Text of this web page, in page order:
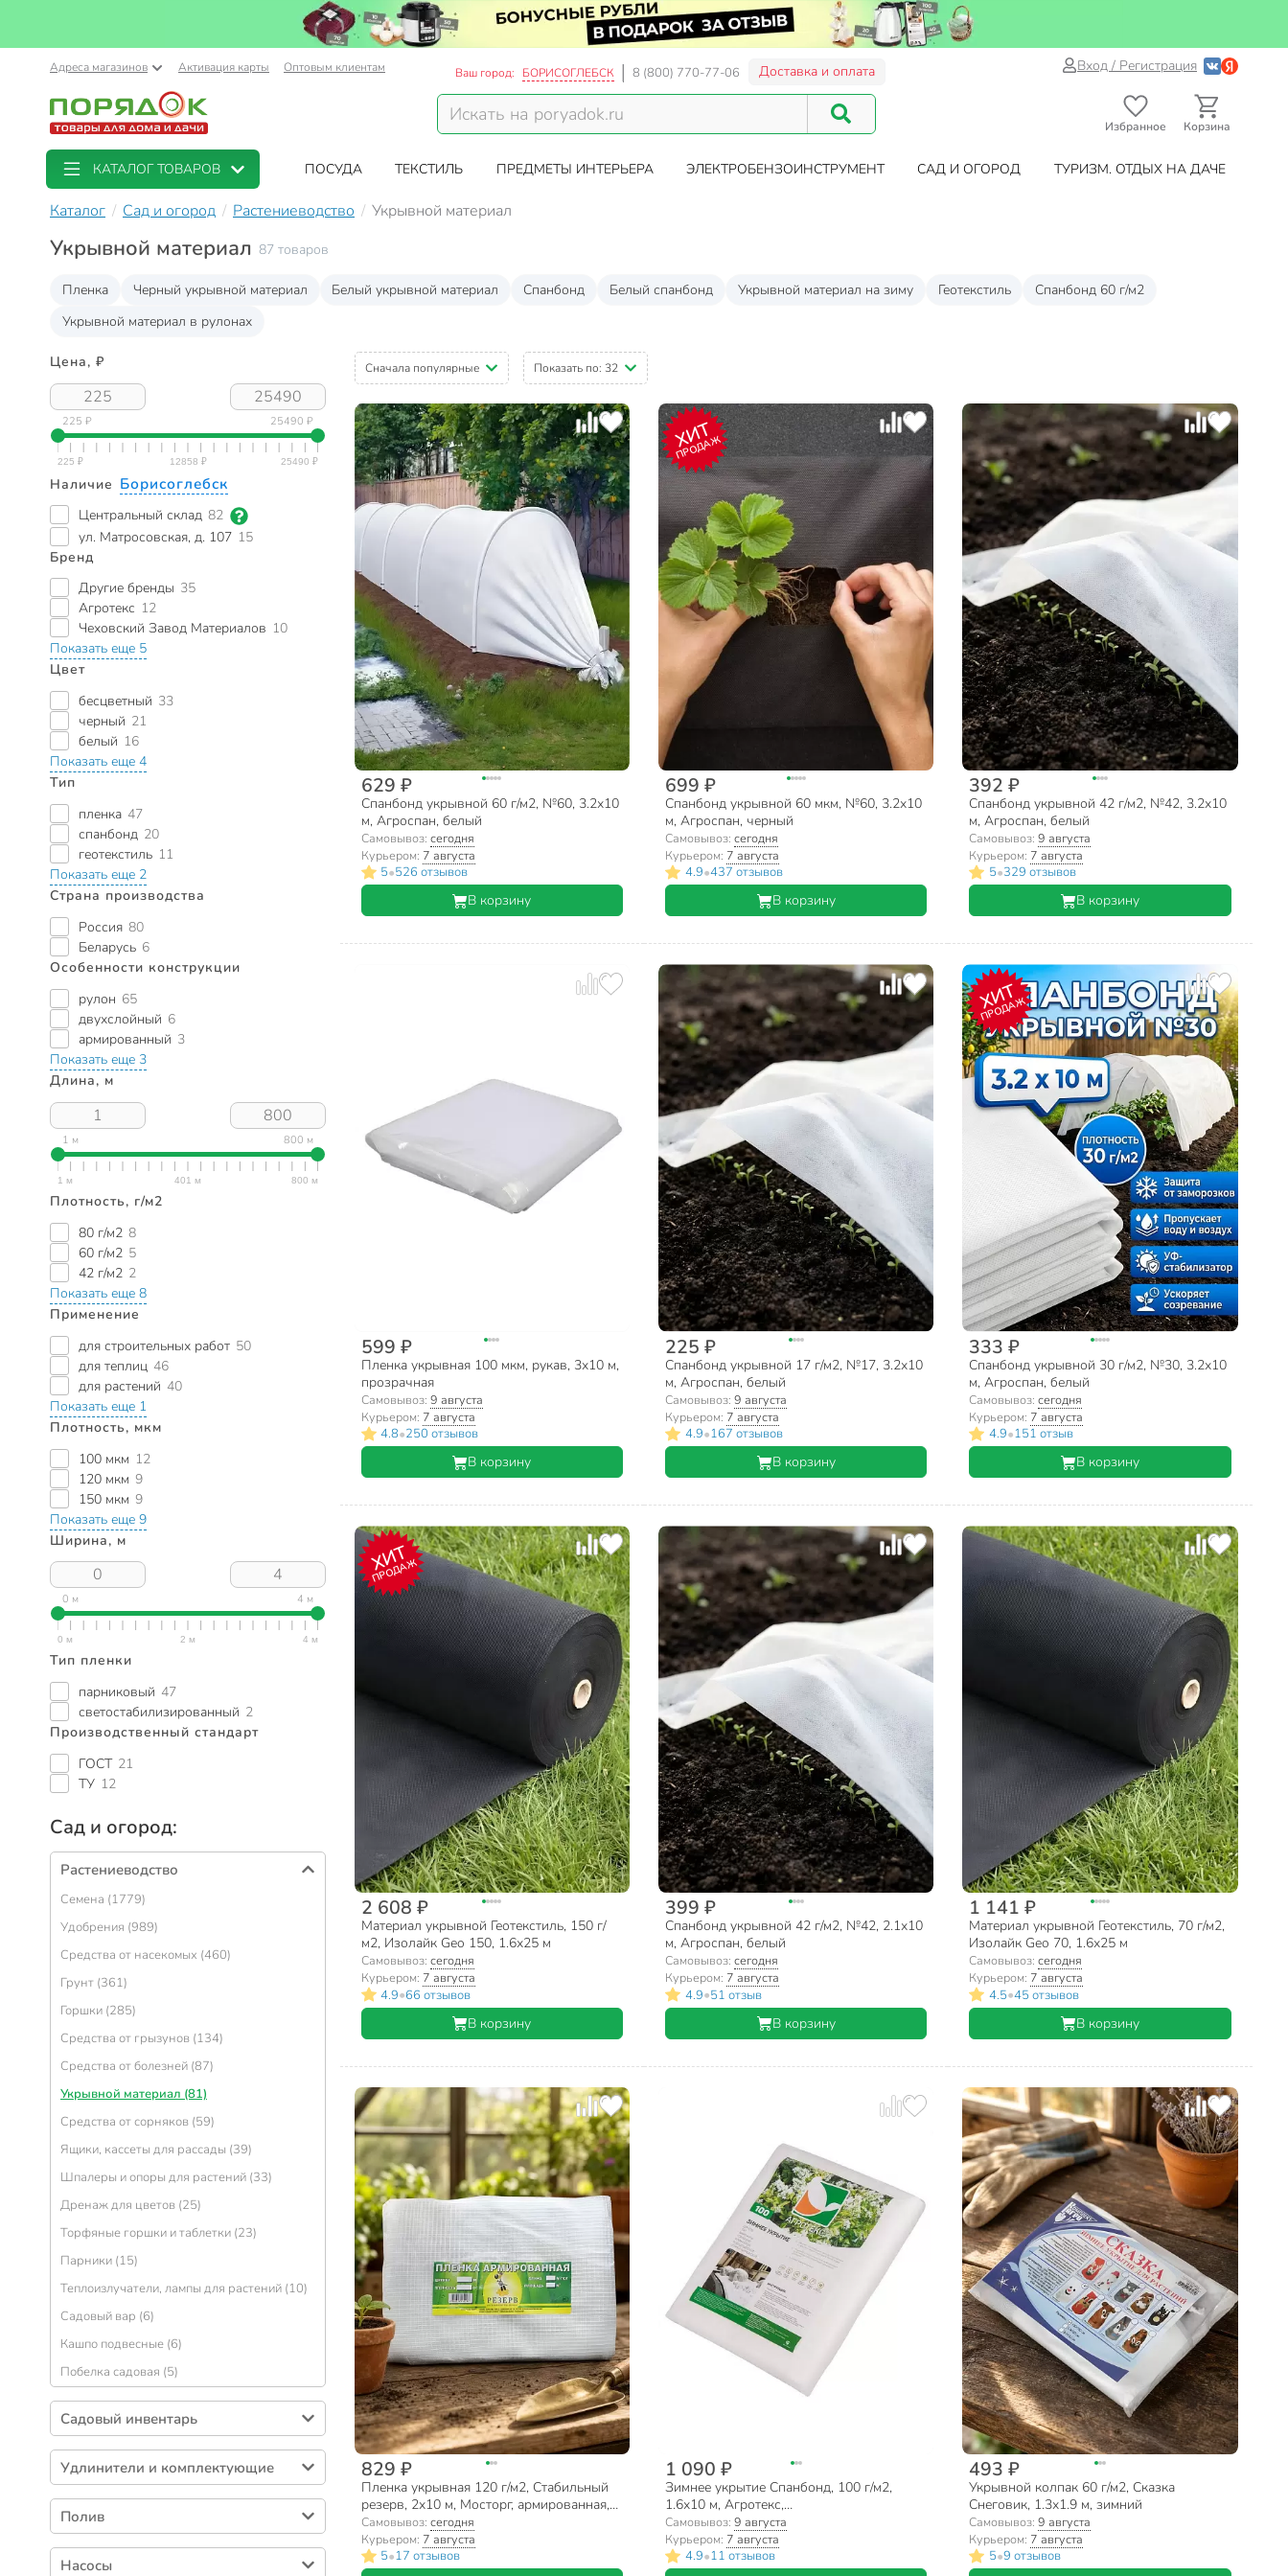
Адреса магазинов Активация карты Оптовым клиентам Ваш город: БОРИСОГЛЕБСК 8 (800) 770-77-06 Доставка и оплата Вход / Регистрация
Избранное Корзина
КАТАЛОГ ТОВАРОВ ПОСУДА ТЕКСТИЛЬ ПРЕДМЕТЫ ИНТЕРЬЕРА ЭЛЕКТРОБЕНЗОИНСТРУМЕНТ САД И ОГОРОД ТУРИЗМ. ОТДЫХ НА ДАЧЕ
Каталог Сад и огород Растениеводство Укрывной материал
Укрывной материал 87 товаров
Пленка Черный укрывной материал Белый укрывной материал Спанбонд Белый спанбонд Укрывной материал на зиму Геотекстиль
Спанбонд 60 г/м2
Укрывной материал в рулонах
Цена, ₽
225 ₽ 25490 ₽
Наличие Борисоглебск
Центральный склад 82
ул. Матросовская, д. 107 15
Бренд
Другие бренды 35
Агротекс 12
Чеховский Завод Материалов 10
Показать еще 5
Цвет
бесцветный 33
черный 21
белый 16
Показать еще 4
Тип
пленка 47
спанбонд 20
геотекстиль 11
Показать еще 2
Страна производства
Россия 80
Беларусь 6
Особенности конструкции
рулон 65
двухслойный 6
армированный 3
Показать еще 3
Длина, м
1 м 800 м
Плотность, г/м2
80 г/м2 8
60 г/м2 5
42 г/м2 2
Показать еще 8
Применение
для строительных работ 50
для теплиц 46
для растений 40
Показать еще 1
Плотность, мкм
100 мкм 12
120 мкм 9
150 мкм 9
Показать еще 9
Ширина, м
0 м 4 м
Тип пленки
парниковый 47
светостабилизированный 2
Производственный стандарт
ГОСТ 21
ТУ 12
Сад и огород:
Растениеводство
Семена (1779)
Удобрения (989)
Средства от насекомых (460)
Грунт (361)
Горшки (285)
Средства от грызунов (134)
Средства от болезней (87)
Укрывной материал (81)
Средства от сорняков (59)
Ящики, кассеты для рассады (39)
Шпалеры и опоры для растений (33)
Дренаж для цветов (25)
Торфяные горшки и таблетки (23)
Парники (15)
Теплоизлучатели, лампы для растений (10)
Садовый вар (6)
Кашпо подвесные (6)
Побелка садовая (5)
Садовый инвентарь
Стремянки, лестницы (92)
Перчатки, рукавицы (90)
Колеса, камеры для тачки (83)
Секаторы (79)
Опрыскиватели и аксессуары (75)
Удлинители и комплектующие
Удлинители садовые (30)
Полив
Разбрызгиватели (88)
Насосы
Сначала популярные Показать по: 32
629 ₽
Спанбонд укрывной 60 г/м2, №60, 3.2х10
м, Агроспан, белый
Самовывоз: сегодня
Курьером: 7 августа
5•526 отзывов
В корзину
ХИТ
ПРОДАЖ
699 ₽
Спанбонд укрывной 60 мкм, №60, 3.2х10
м, Агроспан, черный
Самовывоз: сегодня
Курьером: 7 августа
4.9•437 отзывов
В корзину
392 ₽
Спанбонд укрывной 42 г/м2, №42, 3.2х10
м, Агроспан, белый
Самовывоз:9 августа
Курьером: 7 августа
5•329 отзывов
В корзину
599 ₽
Пленка укрывная 100 мкм, рукав, 3х10 м,
прозрачная
Самовывоз: 9 августа
Курьером: 7 августа
4.8•250 отзывов
В корзину
225 ₽
Спанбонд укрывной 17 г/м2, №17, 3.2х10
м, Агроспан, белый
Самовывоз: 9 августа
Курьером: 7 августа
4.9•167 отзывов
В корзину
ХИТ
ПРОДАЖ
333 ₽
Спанбонд укрывной 30 г/м2, №30, 3.2х10
м, Агроспан, белый
Самовывоз:сегодня
Курьером: 7 августа
4.9•151 отзыв
В корзину
ХИТ
ПРОДАЖ
2 608 ₽
Материал укрывной Геотекстиль, 150 г/
м2, Изолайк Geo 150, 1.6х25 м
Самовывоз: сегодня
Курьером: 7 августа
4.9•66 отзывов
В корзину
399 ₽
Спанбонд укрывной 42 г/м2, №42, 2.1х10
м, Агроспан, белый
Самовывоз: сегодня
Курьером: 7 августа
4.9•51 отзыв
В корзину
1 141 ₽
Материал укрывной Геотекстиль, 70 г/м2,
Изолайк Geo 70, 1.6х25 м
Самовывоз:сегодня
Курьером: 7 августа
4.5•45 отзывов
В корзину
829 ₽
Пленка укрывная 120 г/м2, Стабильный
резерв, 2х10 м, Мосторг, армированная,
000002410
Самовывоз: сегодня
Курьером: 7 августа
5•17 отзывов
1 090 ₽
Зимнее укрытие Спанбонд, 100 г/м2,
1.6х10 м, Агротекс,
32.01.74.01.01.100.1600.0010.00
Самовывоз: 9 августа
Курьером: 7 августа
4.9•11 отзывов
493 ₽
Укрывной колпак 60 г/м2, Сказка
Снеговик, 1.3х1.9 м, зимний
Самовывоз:9 августа
Курьером: 7 августа
5•9 отзывов